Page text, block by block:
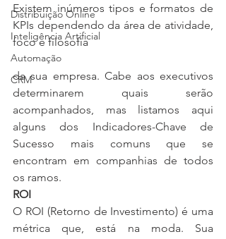
Distribuição Online
Inteligência Artificial
Automação
CRM
Existem inúmeros tipos e formatos de
KPIs dependendo da área de atividade,
foco e filosofia
da sua empresa. Cabe aos executivos
determinarem quais serão
acompanhados, mas listamos aqui
alguns dos Indicadores-Chave de
Sucesso mais comuns que se
encontram em companhias de todos
os ramos.
ROI
O ROI (Retorno de Investimento) é uma
métrica que, está na moda. Sua